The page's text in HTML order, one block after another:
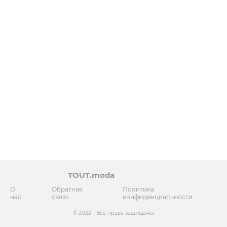
TOUT.moda
О
нас
Обратная
связь
Политика
конфиденциальности
© 2022 - Все права защищены